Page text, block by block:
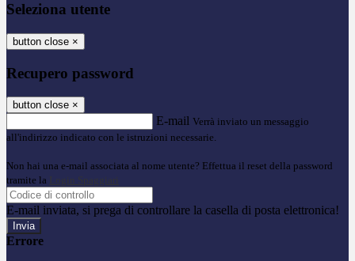
Seleziona utente
button close ×
Recupero password
button close ×
E-mail Verrà inviato un messaggio
all'indirizzo indicato con le istruzioni necessarie.
Non hai una e-mail associata al nome utente? Effettua il reset della password
tramite la Login Spaggiari
E-mail inviata, si prega di controllare la casella di posta elettronica!
Errore